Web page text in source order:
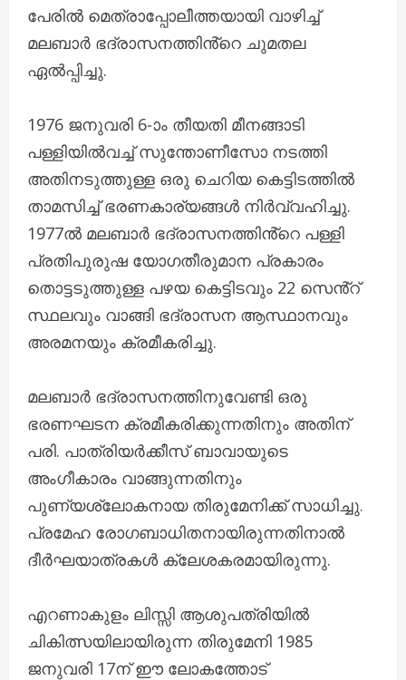
പേരിൽ മെത്രാപ്പോലീത്തയായി വാഴിച്ച്
മലബാർ ഭദ്രാസനത്തിൻ്റെ ചുമതല
ഏൽപ്പിച്ചു.
1976 ജനുവരി 6-ാം തീയതി മീനങ്ങാടി
പള്ളിയിൽവച്ച് സുന്തോണീസോ നടത്തി
അതിനടുത്തുള്ള ഒരു ചെറിയ കെട്ടിടത്തിൽ
താമസിച്ച് ഭരണകാര്യങ്ങൾ നിർവ്വഹിച്ചു.
1977ൽ മലബാർ ഭദ്രാസനത്തിൻ്റെ പള്ളി
പ്രതിപുരുഷ യോഗതീരുമാന പ്രകാരം
തൊട്ടടുത്തുള്ള പഴയ കെട്ടിടവും 22 സെൻ്റ്
സ്ഥലവും വാങ്ങി ഭദ്രാസന ആസ്ഥാനവും
അരമനയും ക്രമീകരിച്ചു.
മലബാർ ഭദ്രാസനത്തിനുവേണ്ടി ഒരു
ഭരണഘടന ക്രമീകരിക്കുന്നതിനും അതിന്
പരി. പാത്രിയർക്കീസ് ബാവായുടെ
അംഗീകാരം വാങ്ങുന്നതിനും
പുണ്യശ്ലോകനായ തിരുമേനിക്ക് സാധിച്ചു.
പ്രമേഹ രോഗബാധിതനായിരുന്നതിനാൽ
ദീർഘയാത്രകൾ ക്ലേശകരമായിരുന്നു.
എറണാകുളം ലിസ്സി ആശുപത്രിയിൽ
ചികിത്സയിലായിരുന്ന തിരുമേനി 1985
ജനുവരി 17ന് ഈ ലോകത്തോട്